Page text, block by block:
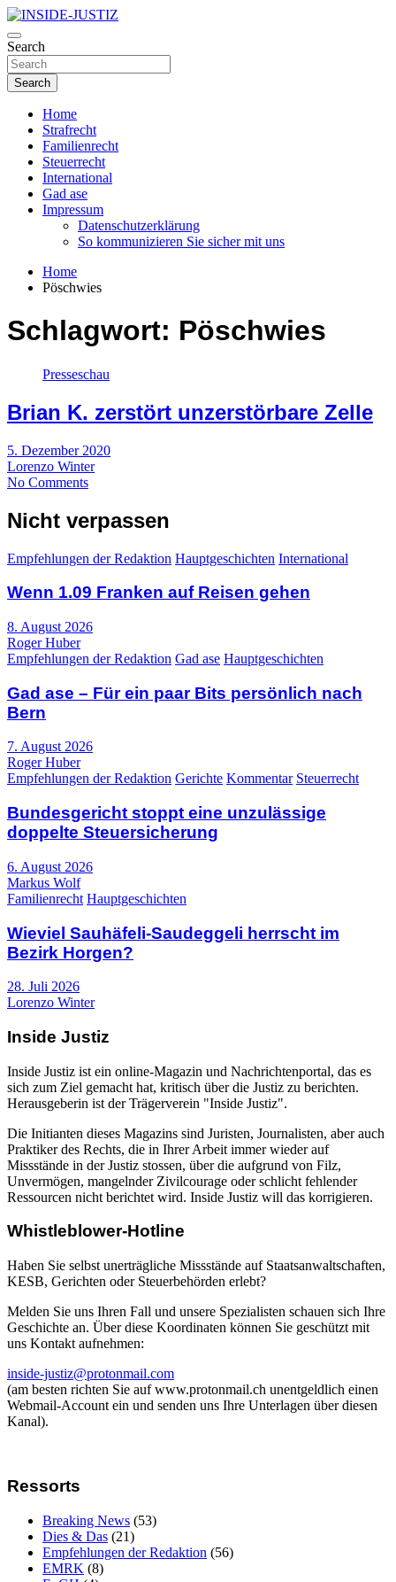
Skip
to
content
INSIDE-JUSTIZ
Investigativer Journalismus zur Dritten Gewalt
Search
Search
Home
Strafrecht
Familienrecht
Steuerrecht
International
Gad ase
Impressum
Datenschutzerklärung
So kommunizieren Sie sicher mit uns
Home
Pöschwies
Schlagwort: Pöschwies
Presseschau
Brian K. zerstört unzerstörbare Zelle
5. Dezember 2020
Lorenzo Winter
No Comments
Nicht verpassen
Empfehlungen der Redaktion Hauptgeschichten International
Wenn 1.09 Franken auf Reisen gehen
8. August 2026
Roger Huber
Empfehlungen der Redaktion Gad ase Hauptgeschichten
Gad ase – Für ein paar Bits persönlich nach
Bern
7. August 2026
Roger Huber
Empfehlungen der Redaktion Gerichte Kommentar Steuerrecht
Bundesgericht stoppt eine unzulässige
doppelte Steuersicherung
6. August 2026
Markus Wolf
Familienrecht Hauptgeschichten
Wieviel Sauhäfeli-Saudeggeli herrscht im
Bezirk Horgen?
28. Juli 2026
Lorenzo Winter
Inside Justiz
Inside Justiz ist ein online-Magazin und Nachrichtenportal, das es
sich zum Ziel gemacht hat, kritisch über die Justiz zu berichten.
Herausgeberin ist der Trägerverein "Inside Justiz".
Die Initianten dieses Magazins sind Juristen, Journalisten, aber auch
Praktiker des Rechts, die in Ihrer Arbeit immer wieder auf
Missstände in der Justiz stossen, über die aufgrund von Filz,
Unvermögen, mangelnder Zivilcourage oder schlicht fehlender
Ressourcen nicht berichtet wird. Inside Justiz will das korrigieren.
Whistleblower-Hotline
Haben Sie selbst unerträgliche Missstände auf Staatsanwaltschaften,
KESB, Gerichten oder Steuerbehörden erlebt?
Melden Sie uns Ihren Fall und unsere Spezialisten schauen sich Ihre
Geschichte an. Über diese Koordinaten können Sie geschützt mit
uns Kontakt aufnehmen:
inside-justiz@protonmail.com
(am besten richten Sie auf www.protonmail.ch unentgeldlich einen
Webmail-Account ein und senden uns Ihre Unterlagen über diesen
Kanal).
Ressorts
Breaking News (53)
Dies & Das (21)
Empfehlungen der Redaktion (56)
EMRK (8)